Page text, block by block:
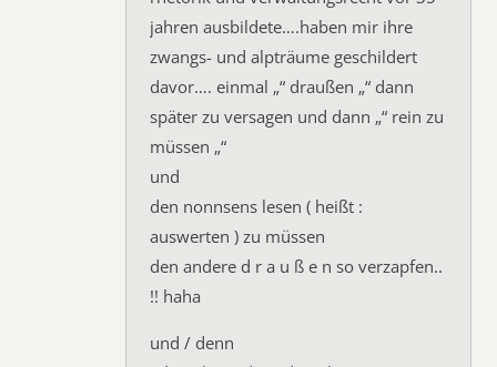
jahren ausbildete….haben mir ihre
zwangs- und alpträume geschildert
davor…. einmal „“ draußen „“ dann
später zu versagen und dann „“ rein zu
müssen „“
und
den nonnsens lesen ( heißt :
auswerten ) zu müssen
den andere d r a u ß e n so verzapfen..
!! haha
und / denn